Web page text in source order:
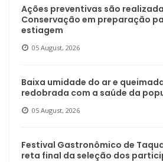
Ações preventivas são
Conservação em preparação
estiagem
05 August, 2026
Baixa umidade do ar e
redobrada com a saúde da
05 August, 2026
Festival Gastronômico de
reta final da seleção dos